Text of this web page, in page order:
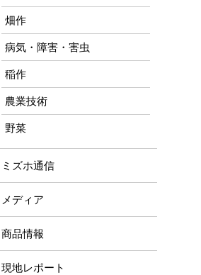
畑作
病気・障害・害虫
稲作
農業技術
野菜
ミズホ通信
メディア
商品情報
現地レポート